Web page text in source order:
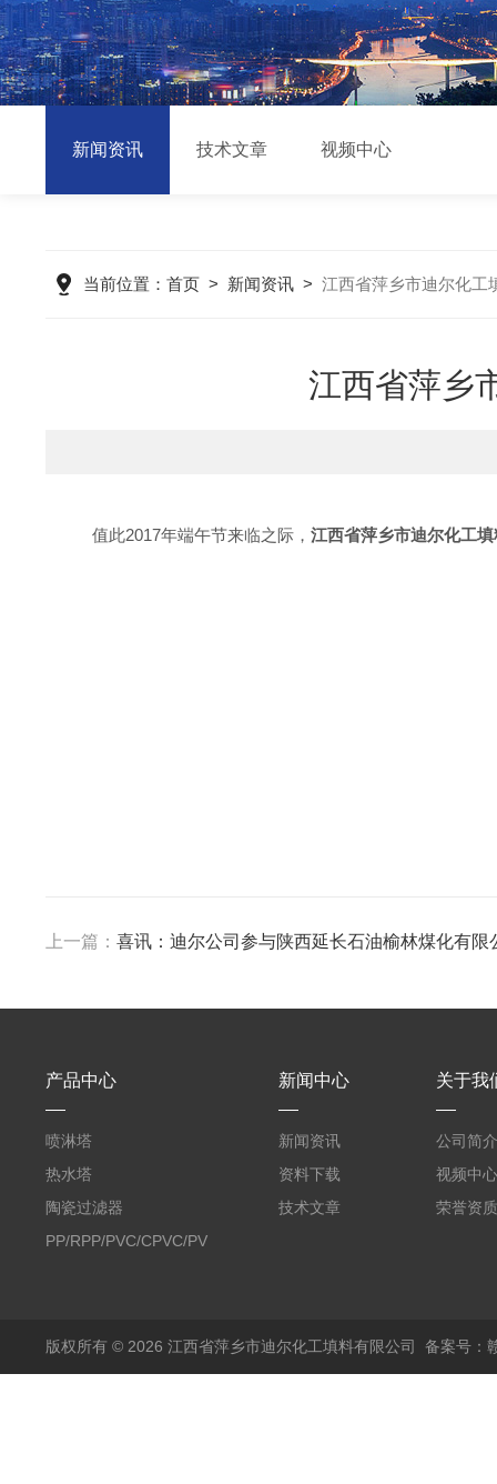
新闻资讯 技术文章 视频中心
当前位置： 首页> 新闻资讯> 江西省萍乡市迪尔化工
江西省萍乡
值此2017年端午节来临之际， 江西省萍乡市迪尔化工
上一篇： 喜讯：迪尔公司参与陕西延长石油榆林煤化有限
产品中心
喷淋塔
热水塔
陶瓷过滤器
PP/RPP/PVC/CPVC/PVDF
新闻中心
新闻资讯
资料下载
技术文章
关于我
公司简介
视频中心
荣誉资质
版权所有 © 2026 江西省萍乡市迪尔化工填料有限公司 备案号：